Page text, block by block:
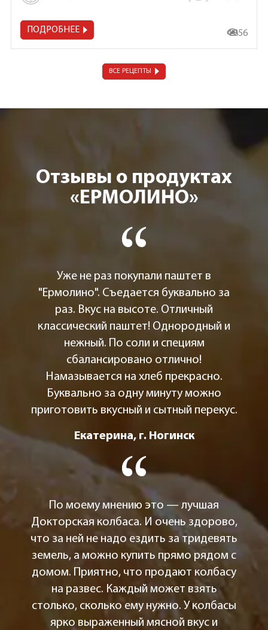
ПОДРОБНЕЕ 4 856
ВСЕ РЕЦЕПТЫ
Отзывы о продуктах
«ЕРМОЛИНО»
Уже не раз покупали паштет в
"Ермолино". Съедается буквально за
раз. Вкус на высоте. Отличный
классический паштет! Однородный и
нежный. По соли и специям
сбалансировано отлично!
Намазывается на хлеб прекрасно.
Буквально за одну минуту можно
приготовить вкусный и сытный перекус.
Екатерина, г. Ногинск
По моему мнению это — лучшая
Докторская колбаса. И очень здорово,
что за ней не надо ездить за тридевять
земель, а можно купить прямо рядом с
домом. Приятно, что продают колбасу
на развес. Каждый может взять
столько, сколько ему нужно. У колбасы
ярко выраженный мясной вкус и